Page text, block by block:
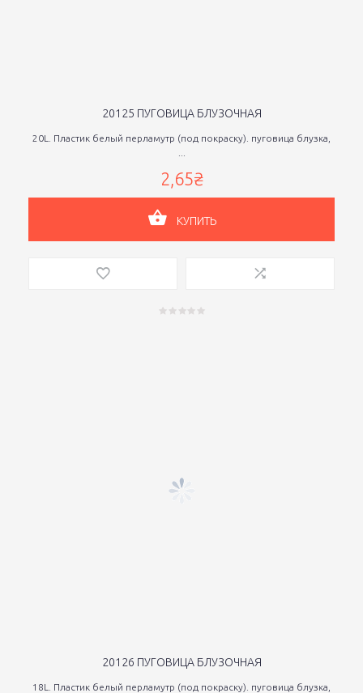
20125 ПУГОВИЦА БЛУЗОЧНАЯ
20L. Пластик белый перламутр (под покраску). пуговица блузка,
2,65₴
КУПИТЬ
20126 ПУГОВИЦА БЛУЗОЧНАЯ
18L. Пластик белый перламутр (под покраску). пуговица блузка,